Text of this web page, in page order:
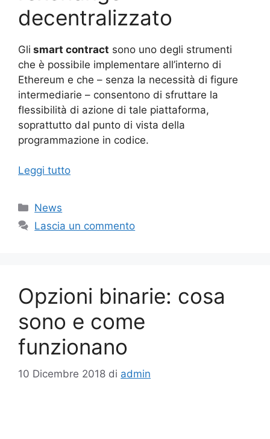
decentralizzato
Gli smart contract sono uno degli strumenti
che è possibile implementare all’interno di
Ethereum e che – senza la necessità di figure
intermediarie – consentono di sfruttare la
flessibilità di azione di tale piattaforma,
soprattutto dal punto di vista della
programmazione in codice.
Leggi tutto
Categorie
News
Lascia un commento
Opzioni binarie: cosa
sono e come
funzionano
10 Dicembre 2018 di admin